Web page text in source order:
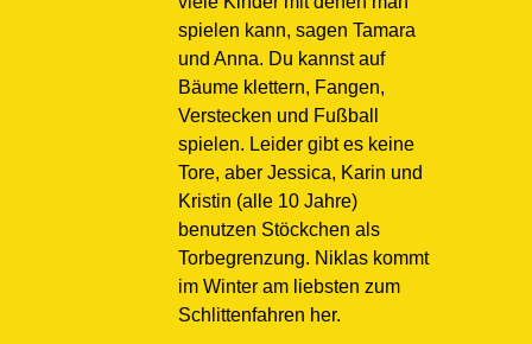
spielen kann, sagen Tamara
und Anna. Du kannst auf
Bäume klettern, Fangen,
Verstecken und Fußball
spielen. Leider gibt es keine
Tore, aber Jessica, Karin und
Kristin (alle 10 Jahre)
benutzen Stöckchen als
Torbegrenzung. Niklas kommt
im Winter am liebsten zum
Schlittenfahren her.